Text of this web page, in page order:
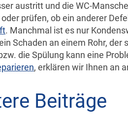
austritt und die WC-
prüfen, ob ein anderer
. Manchmal ist es nur
Schaden an einem Rohr, der
die Spülung kann eine
, erklären wir Ihnen an
Beiträge